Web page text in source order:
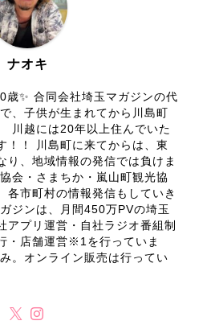
ナオキ
✨ 合同会社埼玉マガジンの代
、子供が生まれてから川島町
川越には20年以上住んでいた
！！ 川島町に来てからは、東
り、地域情報の発信では負けま
会・さまちか・嵐山町観光協
各市町村の情報発信もしていき
ジンは、月間450万PVの埼玉
アプリ運営・自社ラジオ番組制
・店舗運営※1を行っていま
。オンライン販売は行ってい